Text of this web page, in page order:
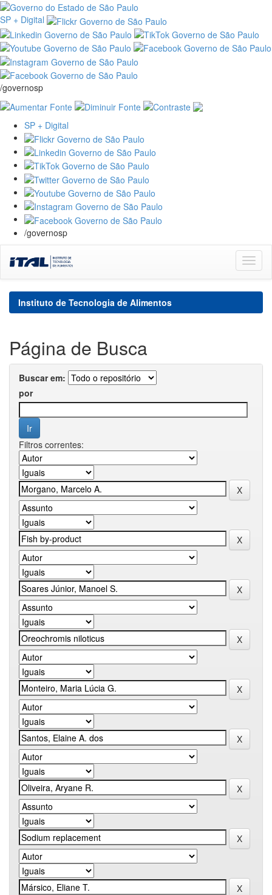
SP + Digital
/governosp
SP + Digital
/governosp
navigation
Instituto de Tecnologia de Alimentos
Página de Busca
Buscar em:
por
Filtros correntes: